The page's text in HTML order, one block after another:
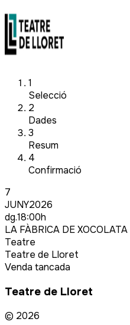
1
Selecció
2
Dades
3
Resum
4
Confirmació
7
JUNY2026
dg.18:00h
LA FÀBRICA DE XOCOLATA
Teatre
Teatre de Lloret
Venda tancada
Teatre de Lloret
© 2026